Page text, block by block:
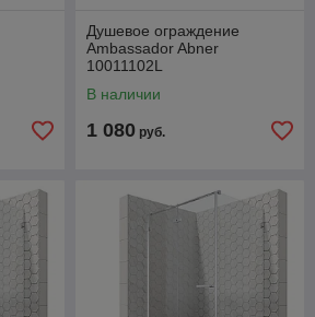
Душевое ограждение
Ambassador Abner
10011102L
В наличии
1 080 руб.